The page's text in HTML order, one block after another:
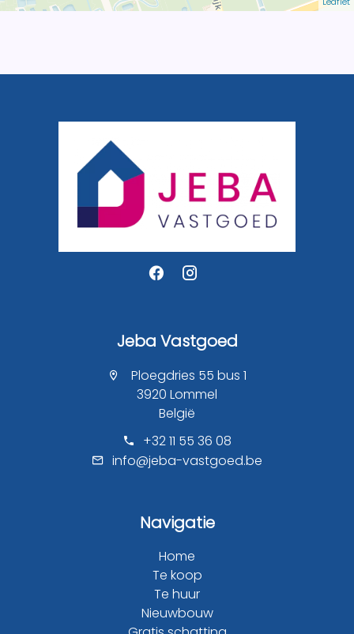
Jeba Vastgoed
Ploegdries 55 bus 1
3920 Lommel
België
+32 11 55 36 08
info@jeba-vastgoed.be
Navigatie
Home
Te koop
Te huur
Nieuwbouw